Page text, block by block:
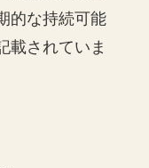
的な持続可能
載されていま